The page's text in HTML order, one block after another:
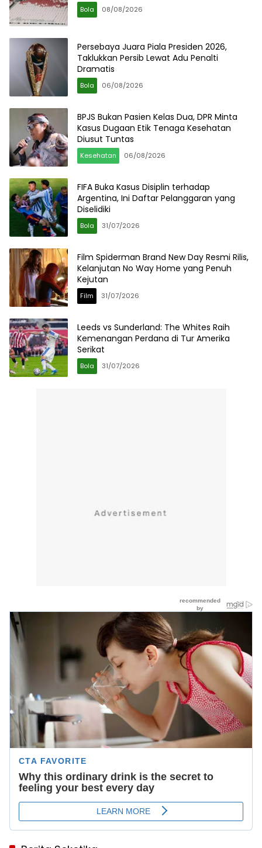
Bola 08/08/2026
Persebaya Juara Piala Presiden 2026,
Taklukkan Persib Lewat Adu Penalti
Dramatis
Bola 06/08/2026
BPJS Bukan Pasien Kelas Dua, DPR Minta
Kasus Dugaan Etik Tenaga Kesehatan
Diusut Tuntas
Kesehatan 06/08/2026
FIFA Buka Kasus Disiplin terhadap
Argentina, Ini Daftar Pelanggaran yang
Diselidiki
Bola 31/07/2026
Film Spiderman Brand New Day Resmi Rilis,
Kelanjutan No Way Home yang Penuh
Kejutan
Film 31/07/2026
Leeds vs Sunderland: The Whites Raih
Kemenangan Perdana di Tur Amerika
Serikat
Bola 31/07/2026